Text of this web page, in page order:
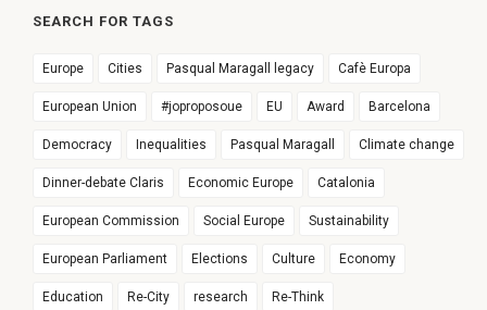
SEARCH FOR TAGS
Europe Cities Pasqual Maragall legacy Cafè Europa
European Union #joproposoue EU Award Barcelona
Democracy Inequalities Pasqual Maragall Climate change
Dinner-debate Claris Economic Europe Catalonia
European Commission Social Europe Sustainability
European Parliament Elections Culture Economy
Education Re-City research Re-Think